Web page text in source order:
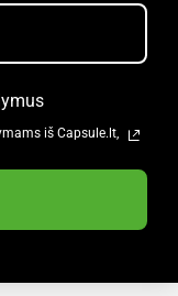
iš Capsule.lt,